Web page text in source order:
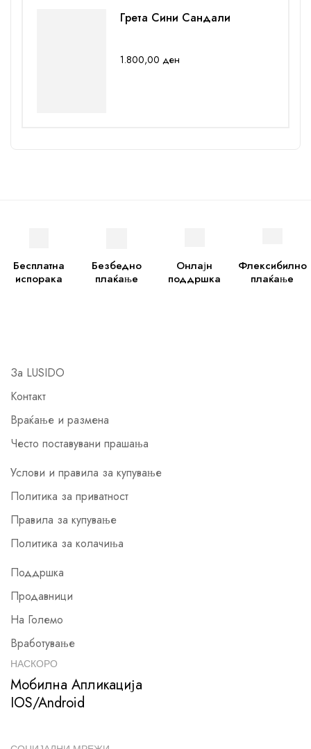
Грета Сини Сандали
1.800,00 ден
Бесплатна
испорака
Безбедно
плаќање
Онлајн
поддршка
Флексибилно
плаќање
За LUSIDO
Контакт
Враќање и размена
Често поставувани прашања
Услови и правила за купување
Политика за приватност
Правила за купување
Политика за колачиња
Поддршка
Продавници
На Големо
Вработување
НАСКОРО
Мобилна Апликација
IOS/Android